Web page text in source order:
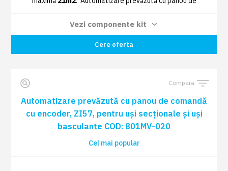
Vezi componente kit
Automatizare prevăzută cu panou de
comandă cu encoder, ZI57, pentru uși
1 BUC
Card plug-in cu frecvență radio COD:
001AF43S
1 BUC
Antena radio COD: 001TOP-A433N
Cere oferta
Compara
Automatizare prevăzută cu panou de comandă
cu encoder, ZI57, pentru uși secționale și uși
basculante COD: 801MV-020
Cel mai popular